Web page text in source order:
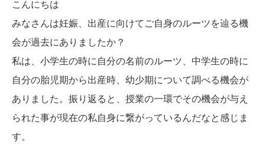
こんにちは
みなさんは妊娠、出産に向けてご自身のルーツを辿る機
会が過去にありましたか？
私は、小学生の時に自分の名前のルーツ、中学生の時に
自分の胎児期から出産時、幼少期について調べる機会が
ありました。振り返ると、授業の一環でその機会が与え
られた事が現在の私自身に繋がっているんだなと感じま
す。